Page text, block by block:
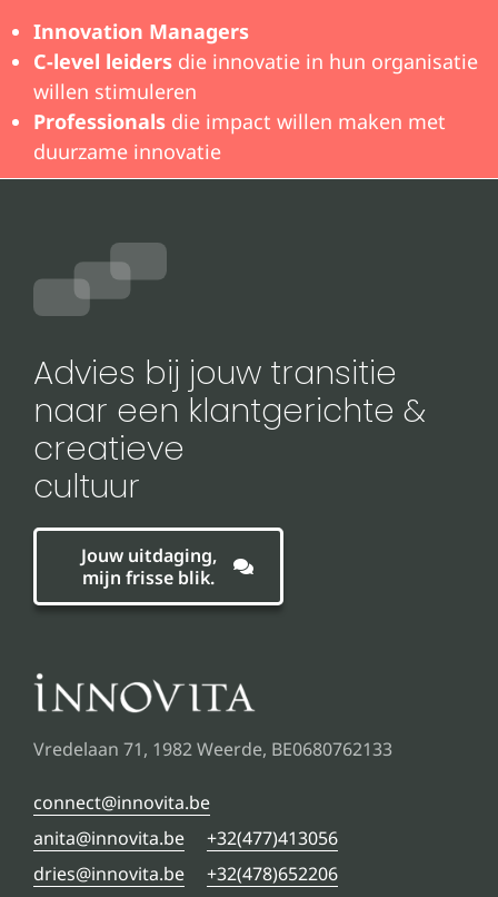
Innovation Managers
C-level leiders die innovatie in hun organisatie
willen stimuleren
Professionals die impact willen maken met
duurzame innovatie
Advies bij jouw transitie
naar een klantgerichte &
creatieve
cultuur
Jouw uitdaging,
mijn frisse blik.
Vredelaan 71, 1982 Weerde, BE0680762133
connect@innovita.be
anita@innovita.be
+32(477)413056
dries@innovita.be
+32(478)652206